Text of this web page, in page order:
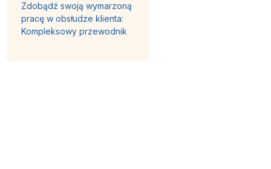
Zdobądź swoją wymarzoną
pracę w obsłudze klienta:
Kompleksowy przewodnik